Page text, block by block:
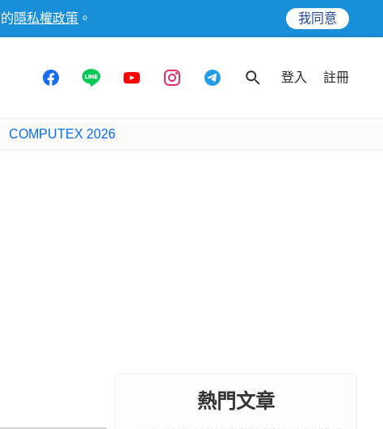
隱私權政策 。 我同意
登入 註冊
COMPUTEX 2026
熱門文章